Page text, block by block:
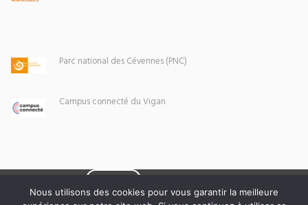
Parc national des Cévennes (PNC)
Campus connecté du Vigan
Nous utilisons des cookies pour vous garantir la meilleure